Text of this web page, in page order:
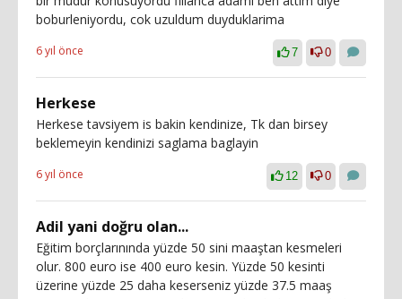
boburleniyordu, cok uzuldum duyduklarima
6 yıl önce 7 0
Herkese
Herkese tavsiyem is bakin kendinize, Tk dan birsey
beklemeyin kendinizi saglama baglayin
6 yıl önce 12 0
Adil yani doğru olan...
Eğitim borçlarınında yüzde 50 sini maaştan kesmeleri
olur. 800 euro ise 400 euro kesin. Yüzde 50 kesinti
üzerine yüzde 25 daha keserseniz yüzde 37.5 maaş